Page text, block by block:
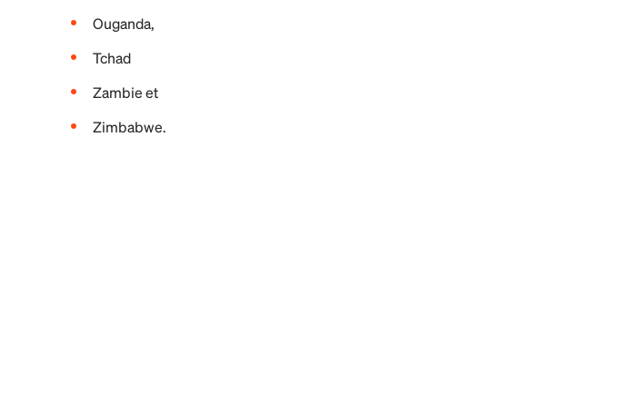
Ouganda,
Tchad
Zambie et
Zimbabwe.